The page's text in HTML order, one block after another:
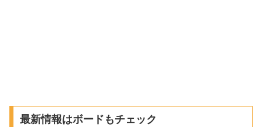
最新情報はボードもチェック